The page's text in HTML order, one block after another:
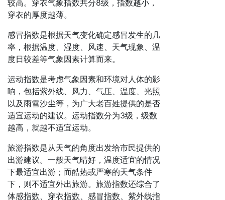
较高。穿衣气象指数共分8级，指数越小，
穿衣的厚度越薄。
感冒指数是根据天气变化确定感冒发生的几
率，根据温度、湿度、风速、天气现象、温
度日较差等气象因素计算而来。
运动指数是考虑气象因素和环境对人体的影
响，包括紫外线、风力、气压、温度、光照
以及雨雪沙尘等，为广大老百姓提供的是否
适宜运动的建议。运动指数分为3级，级数
越高，就越不适宜运动。
旅游指数是从天气的角度出发给市民提供的
出游建议。一般天气晴好，温度适宜的情况
下最适宜出游；而酷热或严寒的天气条件
下，则不适宜外出旅游。旅游指数还综合了
体感指数、穿衣指数、感冒指数、紫外线指